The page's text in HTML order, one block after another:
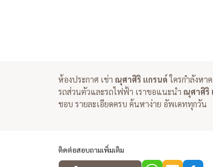
ห้องประกาศ เช่า ณุศาศิริ แกรนด์ใครกำลังหา
รถส่วนตัวและรถไฟฟ้า เราขอแนะนำ ณุศาศิริ
ชอบ รายละเอียดครบ ค้นหาง่าย อัพเดททุกวัน
ติดต่อสอบถามเพิ่มเติม